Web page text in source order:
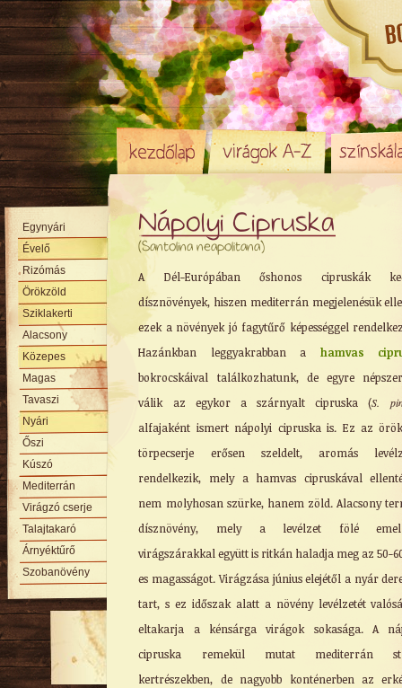
Nápolyi Cipruska
(Santolina neapolitana)
A Dél-Európában őshonos cipruskák
dísznövények, hiszen mediterrán megjelenésük
ezek a növények jó fagytűrő képességgel
Hazánkban leggyakrabban a hamvas
bokrocskáival találkozhatunk, de egyre
válik az egykor a szárnyalt cipruska (S.
alfajaként ismert nápolyi cipruska is. Ez az
törpecserje erősen szeldelt, aromás
rendelkezik, mely a hamvas cipruskával
nem molyhosan szürke, hanem zöld. Alacsony
dísznövény, mely a levélzet fölé
virágszárakkal együtt is ritkán haladja meg az 50-
es magasságot. Virágzása június elejétől a nyár
tart, s ez időszak alatt a növény levélzetét
eltakarja a kénsárga virágok sokasága. A
cipruska remekül mutat mediterrán
kertrészekben, de nagyobb konténerben az
Egynyári
Évelő
Rizómás
Örökzöld
Sziklakerti
Alacsony
Közepes
Magas
Tavaszi
Nyári
Őszi
Kúszó
Mediterrán
Virágzó cserje
Talajtakaró
Árnyéktűrő
Szobanövény